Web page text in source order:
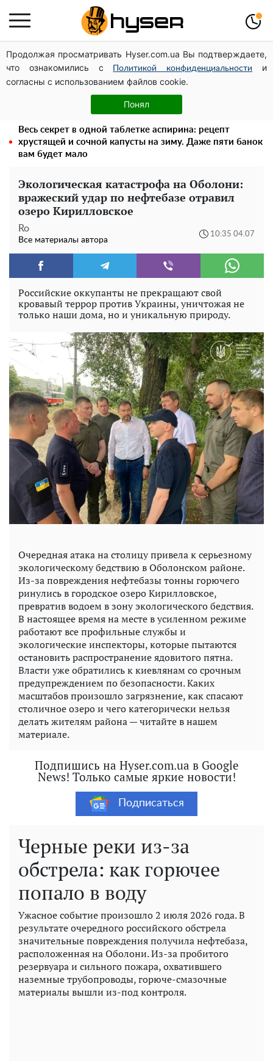
Продолжая просматривать Hyser.com.ua Вы подтверждаете,
что ознакомились с
Политикой конфиденциальности
и
согласны с использованием файлов cookie.
Понял
Дроны с наценкой: Александр Конотопский вывел
миллионы оборонного бюджета через фиктивную
фирму в Эстонии
Полностью голая Анна Тринчер блеснула
"прелестями": таких размеров вы еще не видели
Весь секрет в одной таблетке аспирина: рецепт
хрустящей и сочной капусты на зиму. Даже пяти банок
вам будет мало
Экологическая катастрофа на Оболони:
вражеский удар по нефтебазе отравил
озеро Кирилловское
Ro
Все материалы автора
10:35 04.07
Российские оккупанты не прекращают свой
кровавый террор против Украины, уничтожая не
только наши дома, но и уникальную природу.
Очередная атака на столицу привела к серьезному
экологическому бедствию в Оболонском районе.
Из-за повреждения нефтебазы тонны горючего
ринулись в городское озеро Кирилловское,
превратив водоем в зону экологического бедствия.
В настоящее время на месте в усиленном режиме
работают все профильные службы и
экологические инспекторы, которые пытаются
остановить распространение ядовитого пятна.
Власти уже обратились к киевлянам со срочным
предупреждением по безопасности. Каких
масштабов произошло загрязнение, как спасают
столичное озеро и чего категорически нельзя
делать жителям района — читайте в нашем
материале.
Подпишись на Hyser.com.ua в Google
News! Только самые яркие новости!
Подписаться
Черные реки из-за
обстрела: как горючее
попало в воду
Ужасное событие произошло 2 июля 2026 года. В
результате очередного российского обстрела
значительные повреждения получила нефтебаза,
расположенная на Оболони. Из-за пробитого
резервуара и сильного пожара, охватившего
наземные трубопроводы, горюче-смазочные
материалы вышли из-под контроля.